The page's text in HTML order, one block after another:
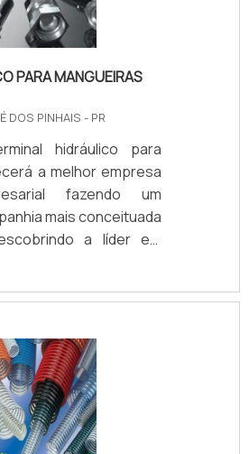
PARA MANGUEIRAS
DOS PINHAIS - PR
hidráulico para
a melhor empresa
fazendo um
mais conceituada
a líder em
lembrar que o
com empresas
tipo de cuidado ajuda
evitar prejuízos com
de produtos que
suas funções
é possível poupar
SOBRE